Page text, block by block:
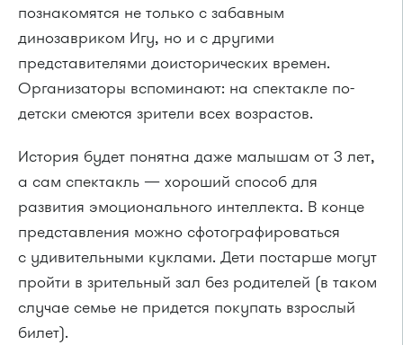
познакомятся не только с забавным
динозавриком Игу, но и с другими
представителями доисторических времен.
Организаторы вспоминают: на спектакле по-
детски смеются зрители всех возрастов.
История будет понятна даже малышам от 3 лет,
а сам спектакль — хороший способ для
развития эмоционального интеллекта. В конце
представления можно сфотографироваться
с удивительными куклами. Дети постарше могут
пройти в зрительный зал без родителей (в таком
случае семье не придется покупать взрослый
билет).